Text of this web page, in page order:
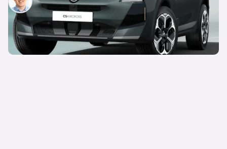
22. September 2025